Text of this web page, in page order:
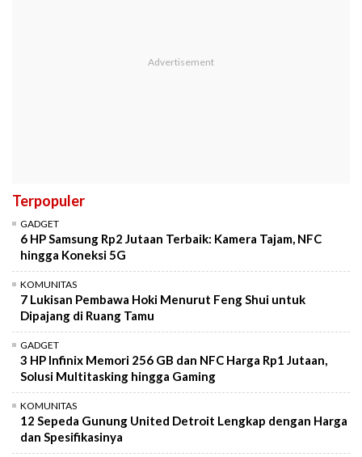
Terpopuler
GADGET
6 HP Samsung Rp2 Jutaan Terbaik: Kamera Tajam, NFC
hingga Koneksi 5G
KOMUNITAS
7 Lukisan Pembawa Hoki Menurut Feng Shui untuk
Dipajang di Ruang Tamu
GADGET
3 HP Infinix Memori 256 GB dan NFC Harga Rp1 Jutaan,
Solusi Multitasking hingga Gaming
KOMUNITAS
12 Sepeda Gunung United Detroit Lengkap dengan Harga
dan Spesifikasinya